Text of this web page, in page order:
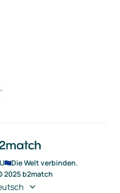
Die Welt verbinden.
b2match